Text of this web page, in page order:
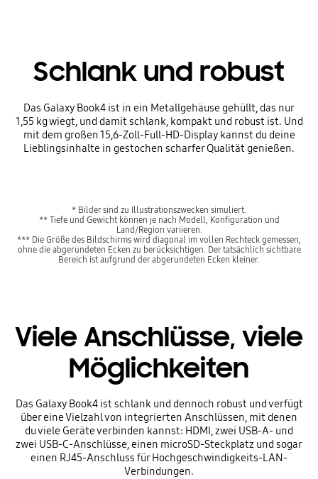
Schlank und robust
Das Galaxy Book4 ist in ein Metallgehäuse gehüllt, das nur
1,55 kg wiegt, und damit schlank, kompakt und robust ist. Und
mit dem großen 15,6-Zoll-Full-HD-Display kannst du deine
Lieblingsinhalte in gestochen scharfer Qualität genießen.
* Bilder sind zu Illustrationszwecken simuliert.
** Tiefe und Gewicht können je nach Modell, Konfiguration und
Land/Region variieren.
*** Die Größe des Bildschirms wird diagonal im vollen Rechteck gemessen,
ohne die abgerundeten Ecken zu berücksichtigen. Der tatsächlich sichtbare
Bereich ist aufgrund der abgerundeten Ecken kleiner.
Viele Anschlüsse, viele
Möglichkeiten
Das Galaxy Book4 ist schlank und dennoch robust und verfügt
über eine Vielzahl von integrierten Anschlüssen, mit denen
du viele Geräte verbinden kannst: HDMI, zwei USB-A- und
zwei USB-C-Anschlüsse, einen microSD-Steckplatz und sogar
einen RJ45-Anschluss für Hochgeschwindigkeits-LAN-
Verbindungen.